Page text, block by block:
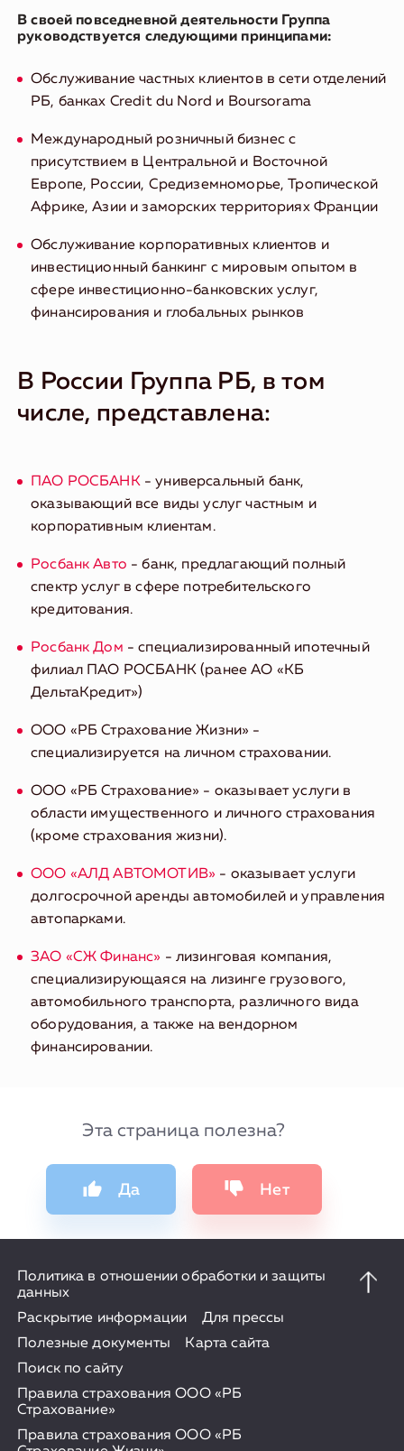
В своей повседневной деятельности Группа
руководствуется следующими принципами:
Обслуживание частных клиентов в сети отделений
РБ, банках Credit du Nord и Boursorama
Международный розничный бизнес с
присутствием в Центральной и Восточной
Европе, России, Средиземноморье, Тропической
Африке, Азии и заморских территориях Франции
Обслуживание корпоративных клиентов и
инвестиционный банкинг с мировым опытом в
сфере инвестиционно-банковских услуг,
финансирования и глобальных рынков
В России Группа РБ, в том
числе, представлена:
ПАО РОСБАНК- универсальный банк,
оказывающий все виды услуг частным и
корпоративным клиентам.
Росбанк Авто - банк, предлагающий полный
спектр услуг в сфере потребительского
кредитования.
Росбанк Дом - специализированный ипотечный
филиал ПАО РОСБАНК (ранее АО «КБ
ДельтаКредит»)
ООО «РБ Страхование Жизни» -
специализируется на личном страховании.
ООО «РБ Страхование» - оказывает услуги в
области имущественного и личного страхования
(кроме страхования жизни).
ООО «АЛД АВТОМОТИВ» - оказывает услуги
долгосрочной аренды автомобилей и управления
автопарками.
ЗАО «СЖ Финанс» - лизинговая компания,
специализирующаяся на лизинге грузового,
автомобильного транспорта, различного вида
оборудования, а также на вендорном
финансировании.
Эта страница полезна?
Да Нет
Политика в отношении обработки и защиты
данных
Раскрытие информации
Для прессы
Полезные документы
Карта сайта
Поиск по сайту
Правила страхования ООО «РБ
Страхование»
Правила страхования ООО «РБ